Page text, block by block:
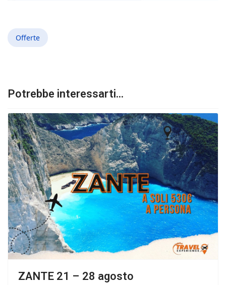
Offerte
Potrebbe interessarti...
ZANTE 21 – 28 agosto